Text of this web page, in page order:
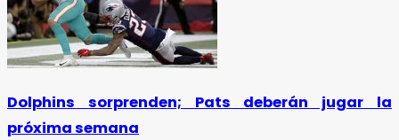
Dolphins sorprenden; Pats deberán jugar la
próxima semana